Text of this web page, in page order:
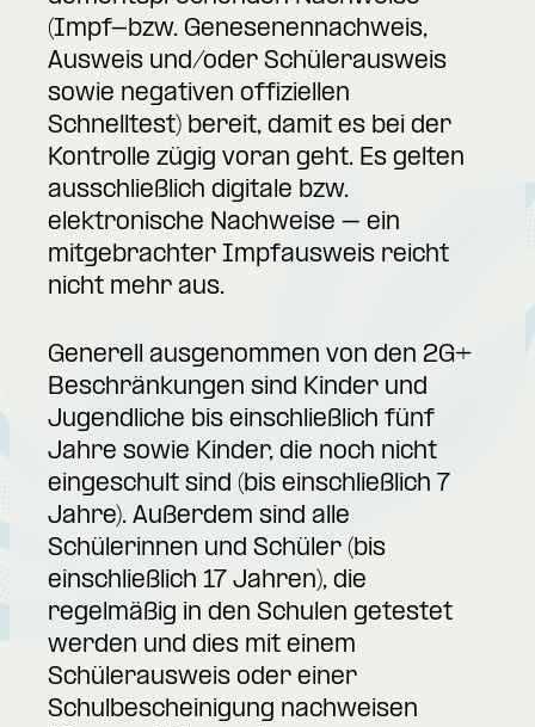
(Impf-bzw. Genesenennachweis,
Ausweis und/oder Schülerausweis
sowie negativen offiziellen
Schnelltest) bereit, damit es bei der
Kontrolle zügig voran geht. Es gelten
ausschließlich digitale bzw.
elektronische Nachweise – ein
mitgebrachter Impfausweis reicht
nicht mehr aus.
Generell ausgenommen von den 2G+
Beschränkungen sind Kinder und
Jugendliche bis einschließlich fünf
Jahre sowie Kinder, die noch nicht
eingeschult sind (bis einschließlich 7
Jahre). Außerdem sind alle
Schülerinnen und Schüler (bis
einschließlich 17 Jahren), die
regelmäßig in den Schulen getestet
werden und dies mit einem
Schülerausweis oder einer
Schulbescheinigung nachweisen